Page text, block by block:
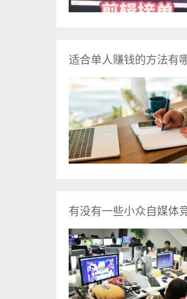
适合单人赚钱的方法有
有没有一些小众自媒体